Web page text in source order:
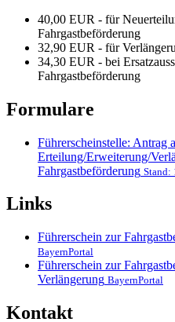
40,00 EUR - für
Fahrgastbeförderung
32,90 EUR - für
34,30 EUR - bei
Fahrgastbeförderung
Formulare
Führerscheinstelle: Antrag
Erteilung/Erweiterung/
Fahrgastbeförderung Stand:
Links
Führerschein zur
BayernPortal
Führerschein zur
Verlängerung BayernPortal
Kontakt